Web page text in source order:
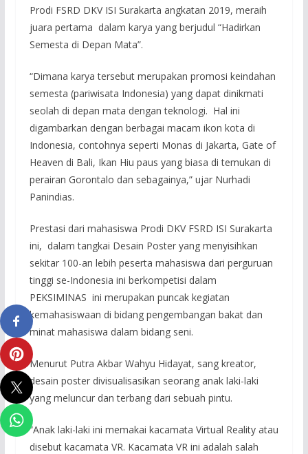
Prodi FSRD DKV ISI Surakarta angkatan 2019, meraih
juara pertama dalam karya yang berjudul “Hadirkan
Semesta di Depan Mata”.
“Dimana karya tersebut merupakan promosi keindahan
semesta (pariwisata Indonesia) yang dapat dinikmati
seolah di depan mata dengan teknologi. Hal ini
digambarkan dengan berbagai macam ikon kota di
Indonesia, contohnya seperti Monas di Jakarta, Gate of
Heaven di Bali, Ikan Hiu paus yang biasa di temukan di
perairan Gorontalo dan sebagainya,” ujar Nurhadi
Panindias.
Prestasi dari mahasiswa Prodi DKV FSRD ISI Surakarta
ini, dalam tangkai Desain Poster yang menyisihkan
sekitar 100-an lebih peserta mahasiswa dari perguruan
tinggi se-Indonesia ini berkompetisi dalam
PEKSIMINAS ini merupakan puncak kegiatan
kemahasiswaan di bidang pengembangan bakat dan
minat mahasiswa dalam bidang seni.
Menurut Putra Akbar Wahyu Hidayat, sang kreator,
desain poster divisualisasikan seorang anak laki-laki
yang meluncur dan terbang dari sebuah pintu.
“Anak laki-laki ini memakai kacamata Virtual Reality atau
disebut kacamata VR. Kacamata VR ini adalah salah